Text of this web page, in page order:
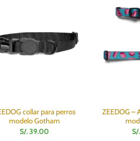
collar para perros
modelo Gotham
S/.39.00
ZEEDOG –
S/.